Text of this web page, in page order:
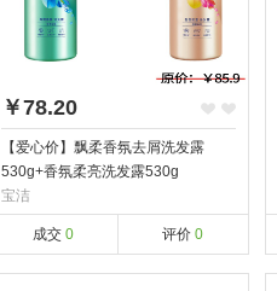
￥78.20
【爱心价】飘柔香氛去屑洗发露
530g+香氛柔亮洗发露530g
宝洁
成交 0 评价0